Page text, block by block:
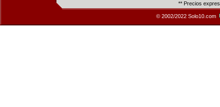
** Precios
© 2002/2022 Solo10.com